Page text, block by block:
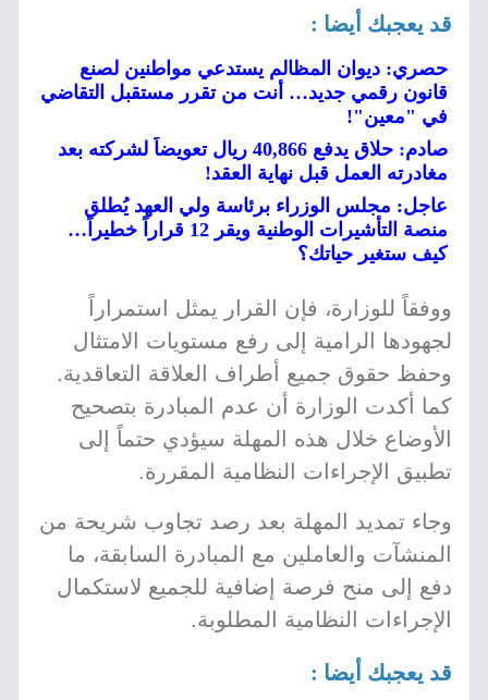
قد يعجبك أيضا :
حصري: ديوان المظالم يستدعي مواطنين لصنع
قانون رقمي جديد… أنت من تقرر مستقبل التقاضي
في "معين"!
صادم: حلاق يدفع 40,866 ريال تعويضاً لشركته بعد
مغادرته العمل قبل نهاية العقد!
عاجل: مجلس الوزراء برئاسة ولي العهد يُطلق
منصة التأشيرات الوطنية ويقر 12 قراراً خطيراً…
كيف ستغير حياتك؟
ووفقاً للوزارة، فإن القرار يمثل استمراراً
لجهودها الرامية إلى رفع مستويات الامتثال
وحفظ حقوق جميع أطراف العلاقة التعاقدية.
كما أكدت الوزارة أن عدم المبادرة بتصحيح
الأوضاع خلال هذه المهلة سيؤدي حتماً إلى
تطبيق الإجراءات النظامية المقررة.
وجاء تمديد المهلة بعد رصد تجاوب شريحة من
المنشآت والعاملين مع المبادرة السابقة، ما
دفع إلى منح فرصة إضافية للجميع لاستكمال
الإجراءات النظامية المطلوبة.
قد يعجبك أيضا :